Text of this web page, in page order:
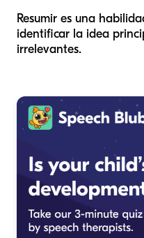
Resumir es una
identificar la idea
irrelevantes.